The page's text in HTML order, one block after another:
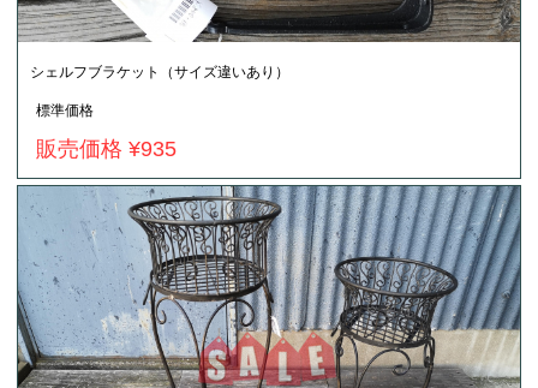
シェルフブラケット（サイズ違いあり）
標準価格
販売価格 ¥935